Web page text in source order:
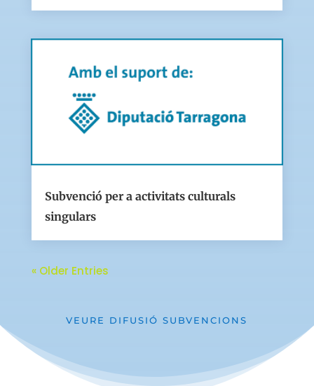
Subvenció per a activitats culturals
singulars
« Older Entries
VEURE DIFUSIÓ SUBVENCIONS